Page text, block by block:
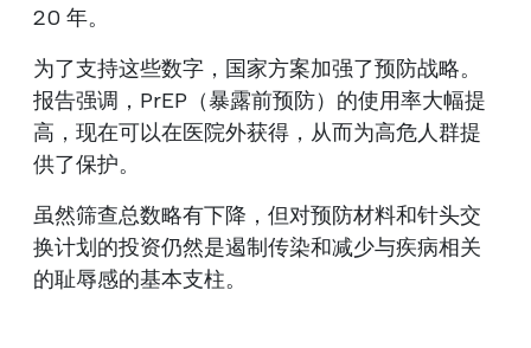
20 年。
为了支持这些数字，国家方案加强了预防战略。
报告强调，PrEP（暴露前预防）的使用率大幅提
高，现在可以在医院外获得，从而为高危人群提
供了保护。
虽然筛查总数略有下降，但对预防材料和针头交
换计划的投资仍然是遏制传染和减少与疾病相关
的耻辱感的基本支柱。